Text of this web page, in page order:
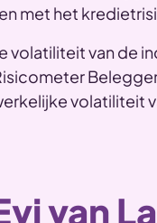
met het
volatiliteit van de
volatiliteit
van